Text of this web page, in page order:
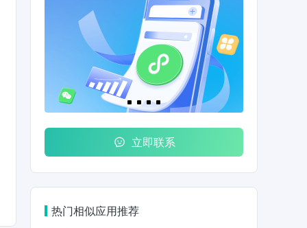
立即联系
热门相似应用推荐